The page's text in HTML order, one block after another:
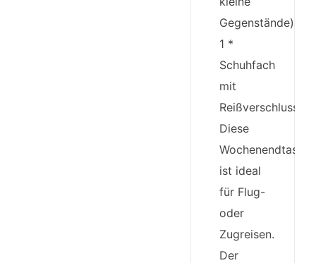
Gegenstände),
1 *
Schuhfach
mit
Reißverschluss.
Diese
Wochenendtasche
ist ideal
für Flug-
oder
Zugreisen.
Der